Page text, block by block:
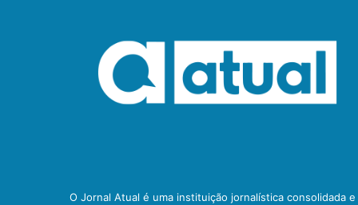
O Jornal Atual é uma instituição jornalística consolidada